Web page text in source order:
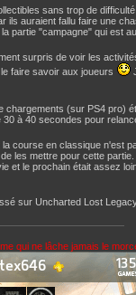
sans trop de
ils auraient fallu faire une
partie "campagne" qui est
surpris de voir les
faire savoir aux joueurs
chargements (sur PS4 pro)
30 à 40 secondes pour
la course en classique n'est
les mettre pour cette
et le prochain était assez
sur Uncharted Lost
qui ne lâche jamais le